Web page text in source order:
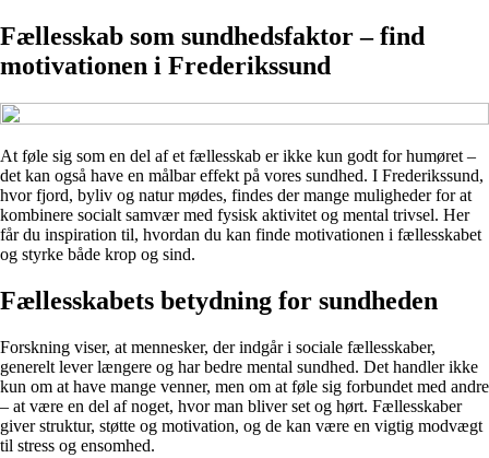
Fællesskab som sundhedsfaktor – find
motivationen i Frederikssund
At føle sig som en del af et fællesskab er ikke kun godt for humøret –
det kan også have en målbar effekt på vores sundhed. I Frederikssund,
hvor fjord, byliv og natur mødes, findes der mange muligheder for at
kombinere socialt samvær med fysisk aktivitet og mental trivsel. Her
får du inspiration til, hvordan du kan finde motivationen i fællesskabet
og styrke både krop og sind.
Fællesskabets betydning for sundheden
Forskning viser, at mennesker, der indgår i sociale fællesskaber,
generelt lever længere og har bedre mental sundhed. Det handler ikke
kun om at have mange venner, men om at føle sig forbundet med andre
– at være en del af noget, hvor man bliver set og hørt. Fællesskaber
giver struktur, støtte og motivation, og de kan være en vigtig modvægt
til stress og ensomhed.